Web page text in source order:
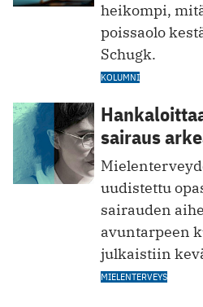
heikompi,
poissaolo
Schugk.
KOLUMNI
sairaus
uudistettu
sairauden
avuntarpeen
julkaistiin
MIELENTERVEYS